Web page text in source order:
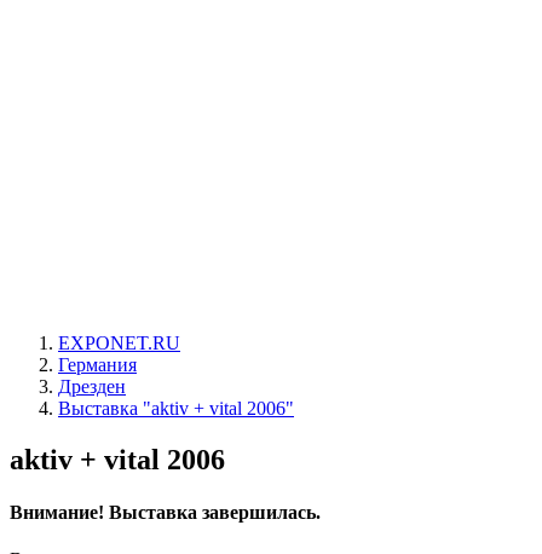
EXPONET.RU
Германия
Дрезден
Выставка "aktiv + vital 2006"
aktiv + vital 2006
Внимание! Выставка завершилась.